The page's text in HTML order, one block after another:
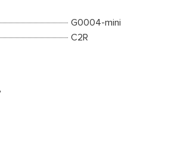
G0004-mini
C2R